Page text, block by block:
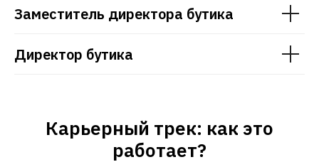
Заместитель директора бутика
Директор бутика
Карьерный трек: как это
работает?